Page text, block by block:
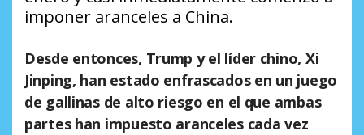
imponer aranceles a China.
Desde entonces, Trump y el líder chino, Xi
Jinping, han estado enfrascados en un juego
de gallinas de alto riesgo en el que ambas
partes han impuesto aranceles cada vez